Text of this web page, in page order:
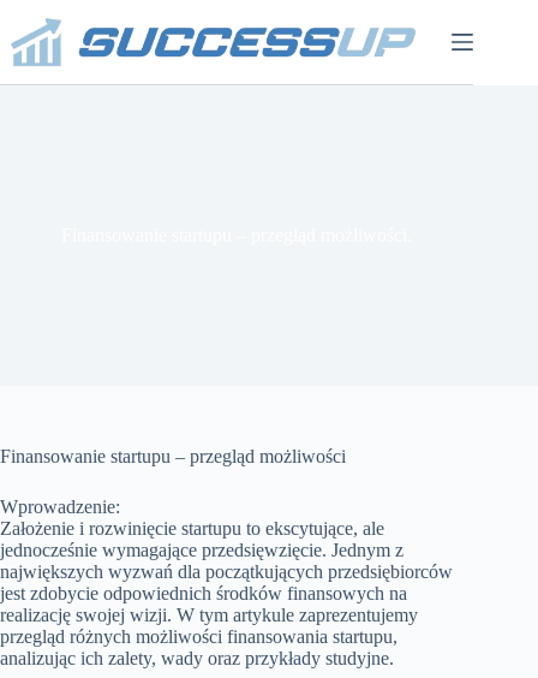
treści
Finansowanie startupu – przegląd możliwości
Wprowadzenie:
Założenie i rozwinięcie startupu to ekscytujące, ale
jednocześnie wymagające przedsięwzięcie. Jednym z
największych wyzwań dla początkujących przedsiębiorców
jest zdobycie odpowiednich środków finansowych na
realizację swojej wizji. W tym artykule zaprezentujemy
przegląd różnych możliwości finansowania startupu,
analizując ich zalety, wady oraz przykłady studyjne.